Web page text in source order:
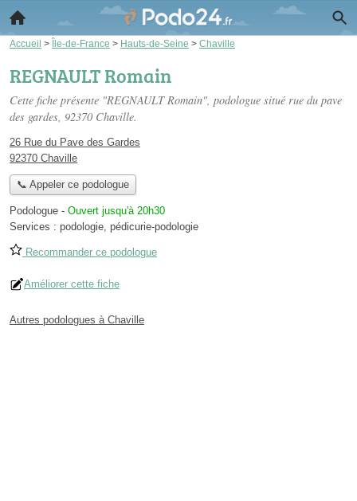
Accueil > Île-de-France > Hauts-de-Seine > Chaville
REGNAULT Romain
Cette fiche présente "REGNAULT Romain", podologue situé rue du pave
des gardes, 92370 Chaville.
26 Rue du Pave des Gardes
92370 Chaville
📞 Appeler ce podologue
Podologue - Ouvert jusqu'à 20h30
Services : podologie, pédicurie-podologie
Recommander ce podologue
Améliorer cette fiche
Autres podologues à Chaville